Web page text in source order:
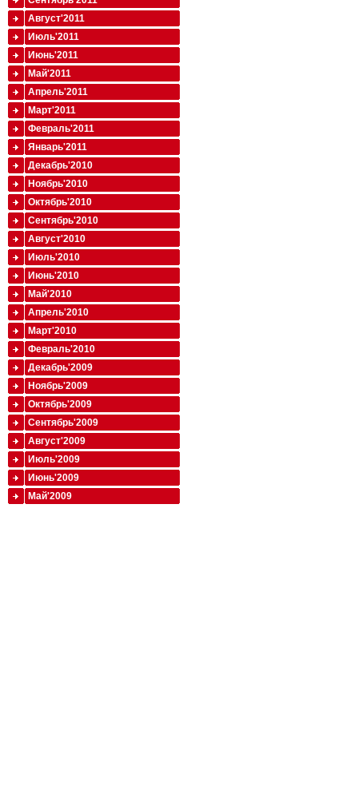
Август'2011
Июль'2011
Июнь'2011
Май'2011
Апрель'2011
Март'2011
Февраль'2011
Январь'2011
Декабрь'2010
Ноябрь'2010
Октябрь'2010
Сентябрь'2010
Август'2010
Июль'2010
Июнь'2010
Май'2010
Апрель'2010
Март'2010
Февраль'2010
Декабрь'2009
Ноябрь'2009
Октябрь'2009
Сентябрь'2009
Август'2009
Июль'2009
Июнь'2009
Май'2009